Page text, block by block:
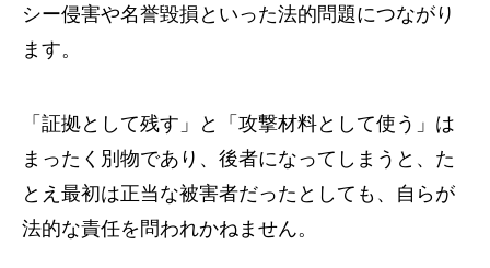
シー侵害や名誉毀損といった法的問題につながり
ます。
「証拠として残す」と「攻撃材料として使う」は
まったく別物であり、後者になってしまうと、た
とえ最初は正当な被害者だったとしても、自らが
法的な責任を問われかねません。